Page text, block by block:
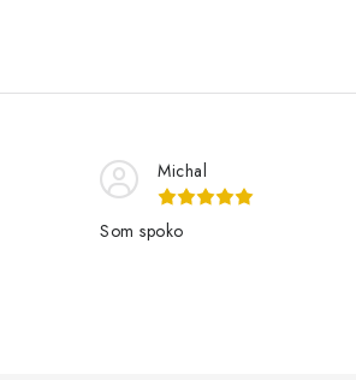
Michal
Som spoko